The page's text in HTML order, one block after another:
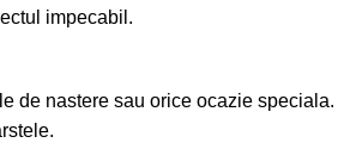
impecabil.
de nastere sau orice ocazie speciala.